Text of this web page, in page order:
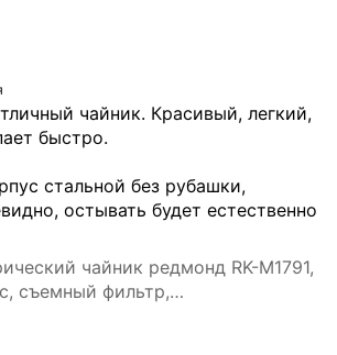
чайник. Красивый, легкий,
быстро.
стальной без рубашки,
остывать будет естественно
чайник редмонд RK-M1791,
съемный фильтр,
вращение на 360°, 1,7 л, 2100 Вт